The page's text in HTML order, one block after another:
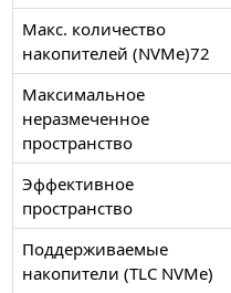
Макс. количество
накопителей (NVMe)72
Максимальнoе
неразмеченное
пространство
Эффективное
пространство
Поддерживаемые
накопители (TLC NVMe)